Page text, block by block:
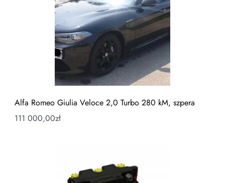
Alfa Romeo Giulia Veloce 2,0 Turbo 280 kM, szpera
111 000,00zł